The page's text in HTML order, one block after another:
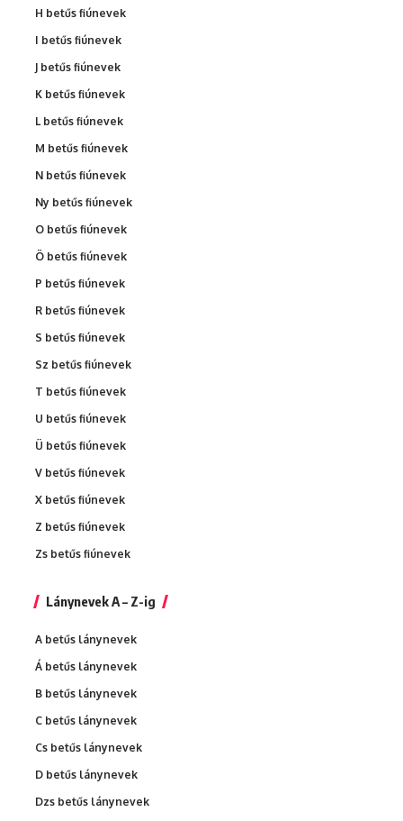
H betűs fiúnevek
I betűs fiúnevek
J betűs fiúnevek
K betűs fiúnevek
L betűs fiúnevek
M betűs fiúnevek
N betűs fiúnevek
Ny betűs fiúnevek
O betűs fiúnevek
Ö betűs fiúnevek
P betűs fiúnevek
R betűs fiúnevek
S betűs fiúnevek
Sz betűs fiúnevek
T betűs fiúnevek
U betűs fiúnevek
Ü betűs fiúnevek
V betűs fiúnevek
X betűs fiúnevek
Z betűs fiúnevek
Zs betűs fiúnevek
Lánynevek A – Z-ig
A betűs lánynevek
Á betűs lánynevek
B betűs lánynevek
C betűs lánynevek
Cs betűs lánynevek
D betűs lánynevek
Dzs betűs lánynevek